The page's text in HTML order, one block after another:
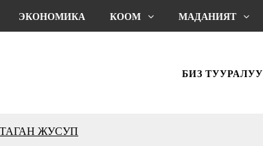
ЭКОНОМИКА КООМ МАДАНИЯТ
БИЗ ТУУРАЛУУ
ЖУСУП